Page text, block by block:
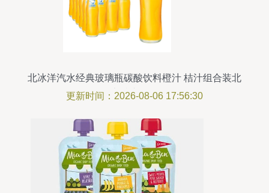
北冰洋汽水经典玻璃瓶碳酸饮料橙汁 桔汁组合装北
京特产整箱
更新时间：2026-08-06 17:56:30